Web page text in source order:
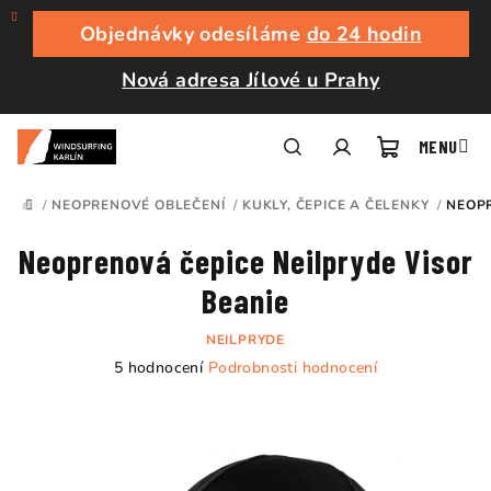
Přejít
obsah
Objednávky odesíláme do 24 hodin
Nová adresa Jílové u Prahy
košík
DOMŮ
/ NEOPRENOVÉ OBLEČENÍ / KUKLY, ČEPICE A ČELENKY /
Neoprenová čepice Neilpryde Visor
Beanie
NEILPRYDE
Průměrné
5 hodnocení Podrobnosti hodnocení